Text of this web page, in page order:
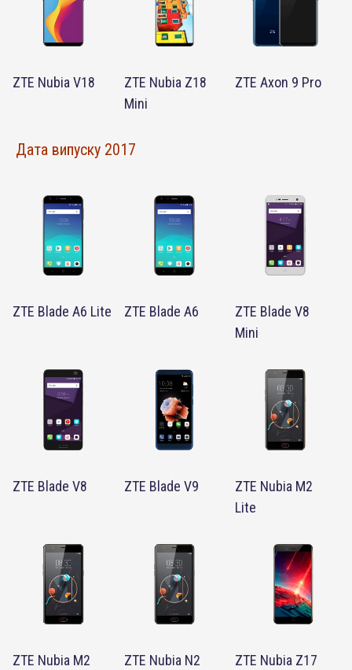
ZTE Nubia V18
ZTE Nubia Z18
Mini
ZTE Axon 9 Pro
Дата випуску 2017
ZTE Blade A6 Lite ZTE Blade A6
ZTE Blade V8
Mini
ZTE Blade V8 ZTE Blade V9
ZTE Nubia M2
Lite
ZTE Nubia M2 ZTE Nubia N2
ZTE Nubia Z17